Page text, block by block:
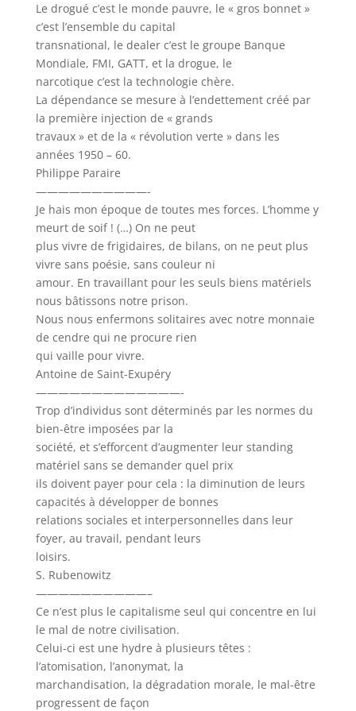
Le drogué c’est le monde pauvre, le « gros bonnet »
c’est l’ensemble du capital
transnational, le dealer c’est le groupe Banque
Mondiale, FMI, GATT, et la drogue, le
narcotique c’est la technologie chère.
La dépendance se mesure à l’endettement créé par
la première injection de « grands
travaux » et de la « révolution verte » dans les
années 1950 – 60.
Philippe Paraire
——————————-
Je hais mon époque de toutes mes forces. L’homme y
meurt de soif ! (…) On ne peut
plus vivre de frigidaires, de bilans, on ne peut plus
vivre sans poésie, sans couleur ni
amour. En travaillant pour les seuls biens matériels
nous bâtissons notre prison.
Nous nous enfermons solitaires avec notre monnaie
de cendre qui ne procure rien
qui vaille pour vivre.
Antoine de Saint-Exupéry
—————————————-
Trop d’individus sont déterminés par les normes du
bien-être imposées par la
société, et s’efforcent d’augmenter leur standing
matériel sans se demander quel prix
ils doivent payer pour cela : la diminution de leurs
capacités à développer de bonnes
relations sociales et interpersonnelles dans leur
foyer, au travail, pendant leurs
loisirs.
S. Rubenowitz
——————————–
Ce n’est plus le capitalisme seul qui concentre en lui
le mal de notre civilisation.
Celui-ci est une hydre à plusieurs têtes :
l’atomisation, l’anonymat, la
marchandisation, la dégradation morale, le mal-être
progressent de façon